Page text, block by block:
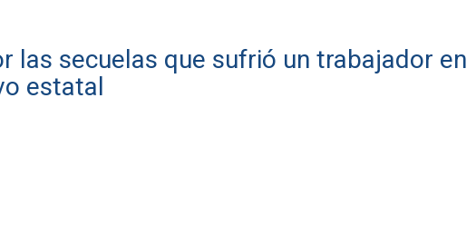
las secuelas que sufrió un trabajador en
estatal